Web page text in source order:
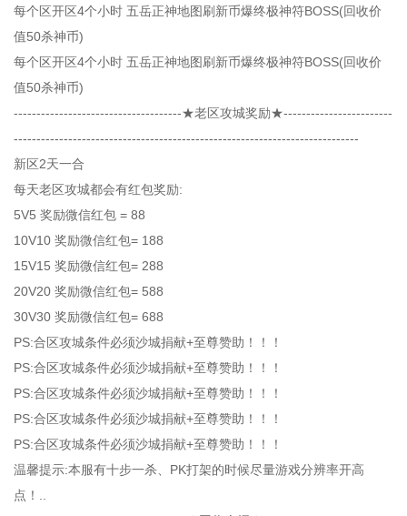
每个区开区4个小时 五岳正神地图刷新币爆终极神符BOSS(回收价
值50杀神币)
每个区开区4个小时 五岳正神地图刷新币爆终极神符BOSS(回收价
值50杀神币)
-------------------------------------★老区攻城奖励★------------------------
----------------------------------------------------------------------------
新区2天一合
每天老区攻城都会有红包奖励:
5V5 奖励微信红包 = 88
10V10 奖励微信红包= 188
15V15 奖励微信红包= 288
20V20 奖励微信红包= 588
30V30 奖励微信红包= 688
PS:合区攻城条件必须沙城捐献+至尊赞助！！！
PS:合区攻城条件必须沙城捐献+至尊赞助！！！
PS:合区攻城条件必须沙城捐献+至尊赞助！！！
PS:合区攻城条件必须沙城捐献+至尊赞助！！！
PS:合区攻城条件必须沙城捐献+至尊赞助！！！
温馨提示:本服有十步一杀、PK打架的时候尽量游戏分辨率开高
点！..